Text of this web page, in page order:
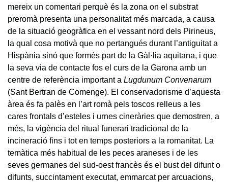
mereix un comentari perquè és la zona on el substrat
preromà presenta una personalitat més marcada, a causa
de la situació geogràfica en el vessant nord dels Pirineus,
la qual cosa motivà que no pertangués durant l’antiguitat a
Hispània sinó que formés part de la Gàl·lia aquitana, i que
la seva via de contacte fos el curs de la Garona amb un
centre de referència important a Lugdunum Convenarum
(Sant Bertran de Comenge). El conservadorisme d’aquesta
àrea és fa palès en l’art romà pels toscos relleus a les
cares frontals d’esteles i urnes cineràries que demostren, a
més, la vigència del ritual funerari tradicional de la
incineració fins i tot en temps posteriors a la romanitat. La
temàtica més habitual de les peces araneses i de les
seves germanes del sud-oest francès és el bust del difunt o
difunts, succintament executat, emmarcat per arcuacions,